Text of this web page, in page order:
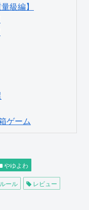
級編】
ゲーム
やゆよわ
ルール
レビュー